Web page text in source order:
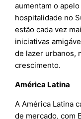
aumentam o
hospitalidade no
estão cada vez
iniciativas
de lazer urbanos,
crescimento.
América Latina
A América Latina
de mercado, com